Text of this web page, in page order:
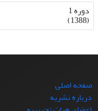
دوره 1
(1388)
صفحه اصلی
درباره نشریه